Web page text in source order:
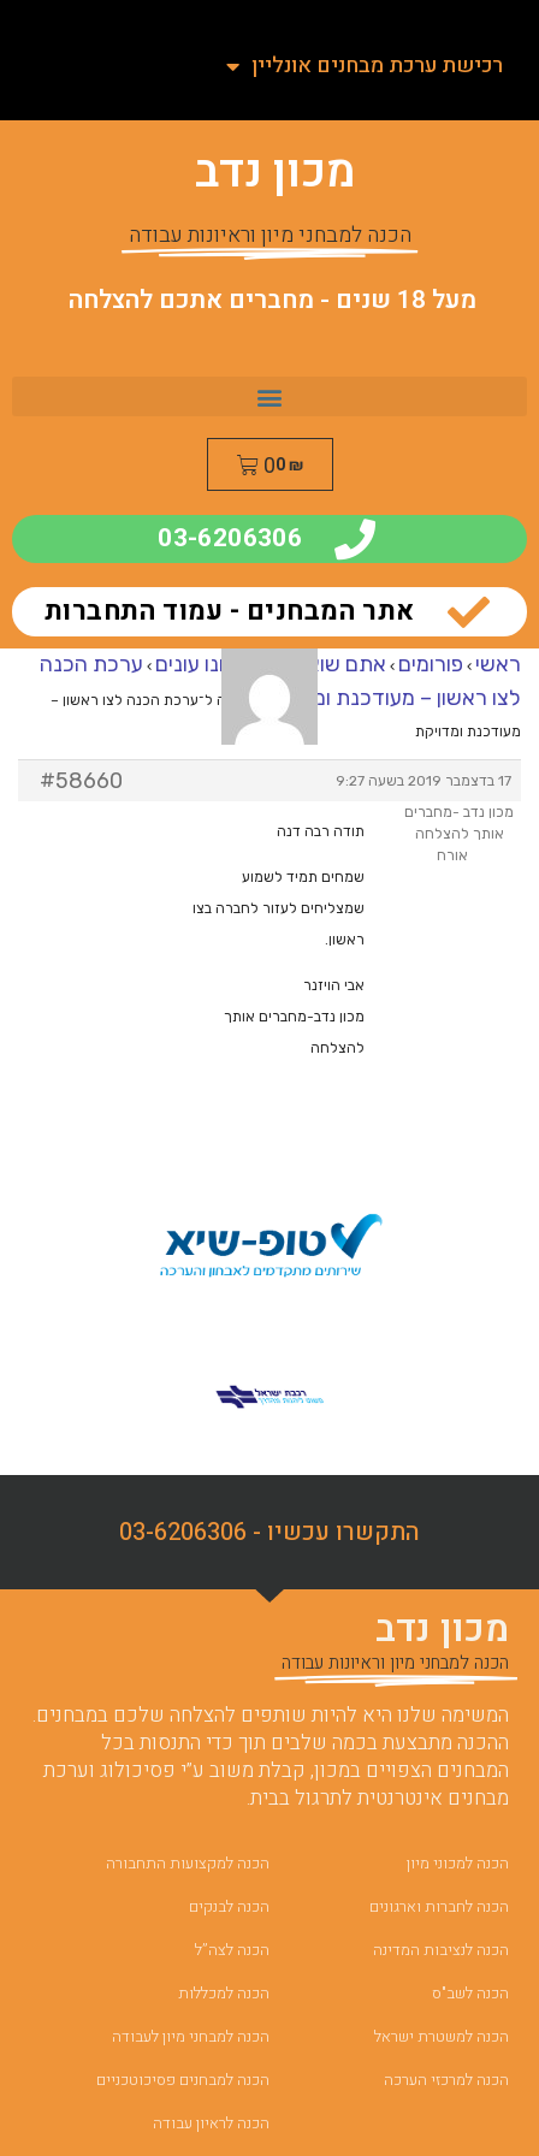
רכישת ערכת מבחנים אונליין
מכון נדב
הכנה למבחני מיון וראיונות עבודה
מעל 18 שנים - מחברים אתכם להצלחה
0₪
0
03-6206306
אתר המבחנים - עמוד התחברות
ראשי › פורומים › אתם שואלים – אנחנו עונים › ערכת הכנה
לצו ראשון – מעודכנת ומדויקת
מענה ל־ערכת הכנה לצו ראשון –
מעודכנת ומדויקת
17 בדצמבר 2019 בשעה 9:27 #58660
מכון נדב -מחברים
אותך להצלחה
אורח
תודה רבה דנה
שמחים תמיד לשמוע
שמצליחים לעזור לחברה בצו
ראשון.
אבי הויזנר
מכון נדב-מחברים אותך
להצלחה
התקשרו עכשיו - 03-6206306
מכון נדב
הכנה למבחני מיון וראיונות עבודה
המשימה שלנו היא להיות שותפים להצלחה שלכם במבחנים.
ההכנה מתבצעת בכמה שלבים תוך כדי התנסות בכל
המבחנים הצפויים במכון, קבלת משוב ע”י פסיכולוג וערכת
מבחנים אינטרנטית לתרגול בבית.
הכנה למכוני מיון
הכנה לחברות וארגונים
הכנה לנציבות המדינה
הכנה לשב"ס
הכנה למשטרת ישראל
הכנה למרכזי הערכה
הכנה למקצועות התחבורה
הכנה לבנקים
הכנה לצה”ל
הכנה למכללות
הכנה למבחני מיון לעבודה
הכנה למבחנים פסיכוטכניים
הכנה לראיון עבודה